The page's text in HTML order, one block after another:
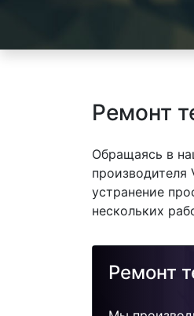
Ремонт
Обращаясь в
производителя
устранение
нескольких
Ремонт